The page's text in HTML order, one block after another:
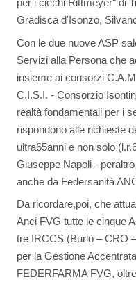
per i ciechi Rittmeyer" di
Gradisca d'Isonzo,
Con le due nuove ASP
Servizi alla Persona che
insieme ai consorzi
C.I.S.I. - Consorzio
realtà fondamentali per i
rispondono alle richieste
ultra65anni e non solo
Giuseppe Napoli -
anche da Federsanità
Da ricordare,poi, che
Anci FVG tutte le cinque
tre IRCCS (Burlo – CRO
per la Gestione
FEDERFARMA FVG,